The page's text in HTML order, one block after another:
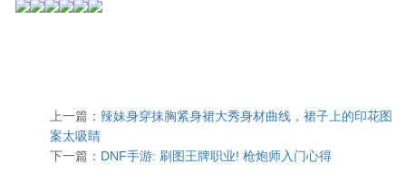
上一篇： 辣妹身穿抹胸紧身裙大秀身材曲线，裙子上的印花图
案太吸睛
下一篇： DNF手游: 刷图王牌职业! 枪炮师入门心得